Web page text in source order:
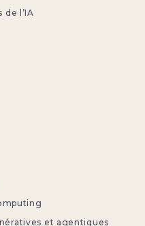
l’IA
et agentiques